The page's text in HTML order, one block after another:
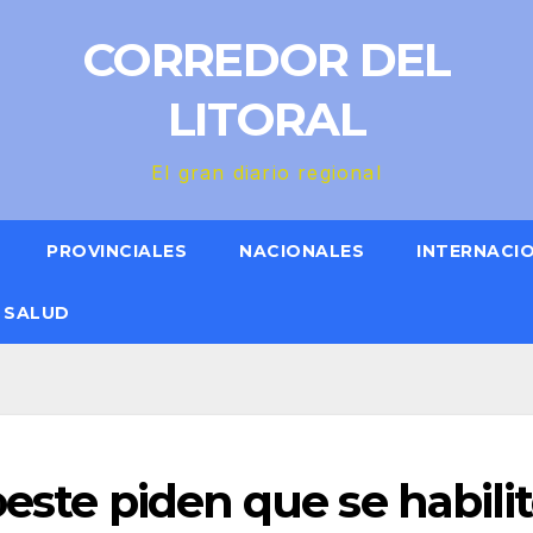
CORREDOR DEL
LITORAL
El gran diario regional
PROVINCIALES NACIONALES
SALUD
piden que se